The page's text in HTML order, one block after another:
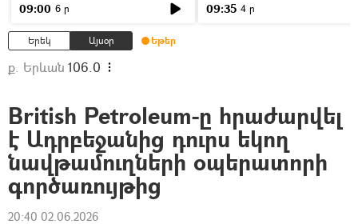
09:00 6 ր 09:35 4 ր
Երեկ Այսօր Եթեր
ք. Երևան 106.0
British Petroleum-ը հրաժարվել
է Ադրբեջանից դուրս եկող
նավթամուղների օպերատորի
գործառույթից
20:40 02.06.2026